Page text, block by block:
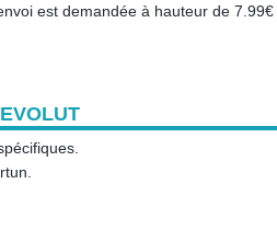
est demandée à hauteur de 7.99€